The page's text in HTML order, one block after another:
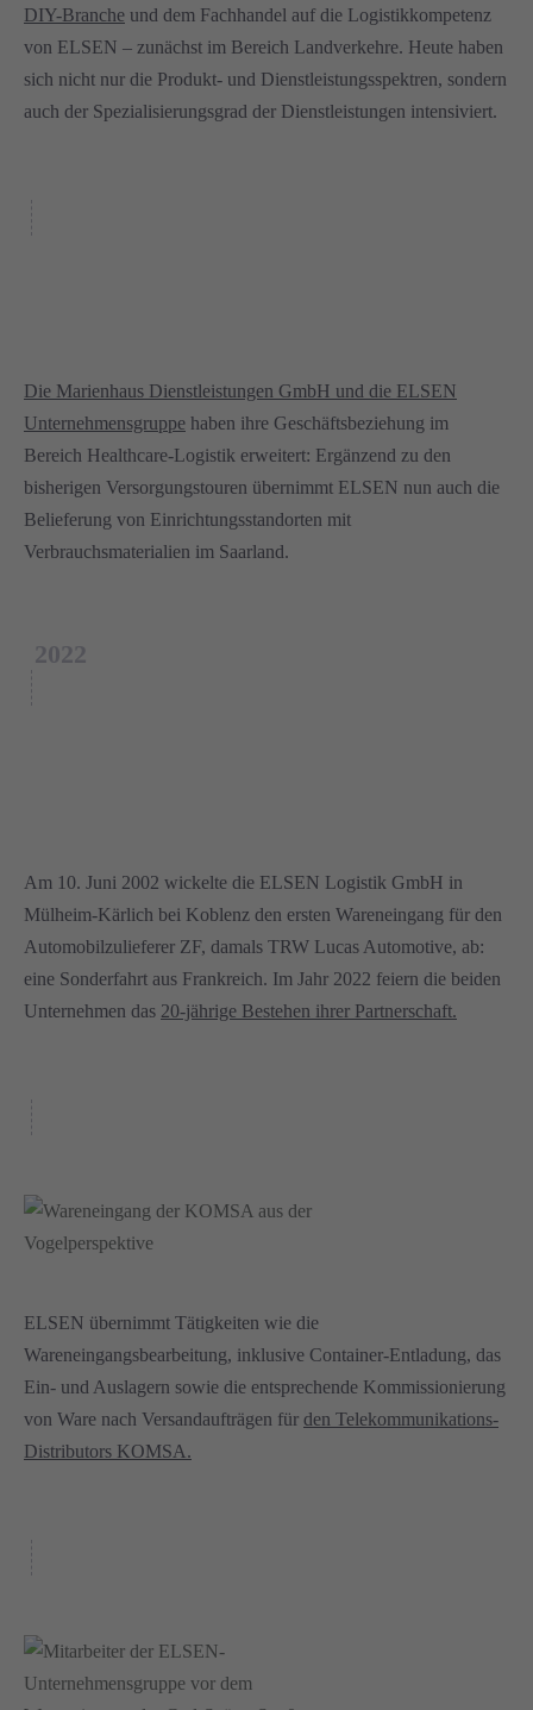
DIY-Branche und dem Fachhandel auf die Logistikkompetenz
von ELSEN – zunächst im Bereich Landverkehre. Heute haben
sich nicht nur die Produkt- und Dienstleistungsspektren, sondern
auch der Spezialisierungsgrad der Dienstleistungen intensiviert.
Die Marienhaus Dienstleistungen GmbH und die ELSEN
Unternehmensgruppe haben ihre Geschäftsbeziehung im
Bereich Healthcare-Logistik erweitert: Ergänzend zu den
bisherigen Versorgungstouren übernimmt ELSEN nun auch die
Belieferung von Einrichtungsstandorten mit
Verbrauchsmaterialien im Saarland.
2022
Am 10. Juni 2002 wickelte die ELSEN Logistik GmbH in
Mülheim-Kärlich bei Koblenz den ersten Wareneingang für den
Automobilzulieferer ZF, damals TRW Lucas Automotive, ab:
eine Sonderfahrt aus Frankreich. Im Jahr 2022 feiern die beiden
Unternehmen das 20-jährige Bestehen ihrer Partnerschaft.
ELSEN übernimmt Tätigkeiten wie die
Wareneingangsbearbeitung, inklusive Container-Entladung, das
Ein- und Auslagern sowie die entsprechende Kommissionierung
von Ware nach Versandaufträgen für den Telekommunikations-
Distributors KOMSA.